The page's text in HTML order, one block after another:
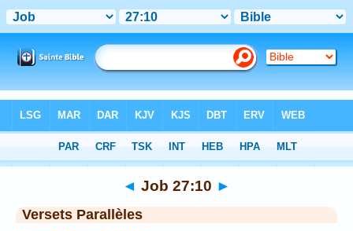
Chapitre 27 > Verset 10
◄ Job 27:10 ►
Versets Parallèles